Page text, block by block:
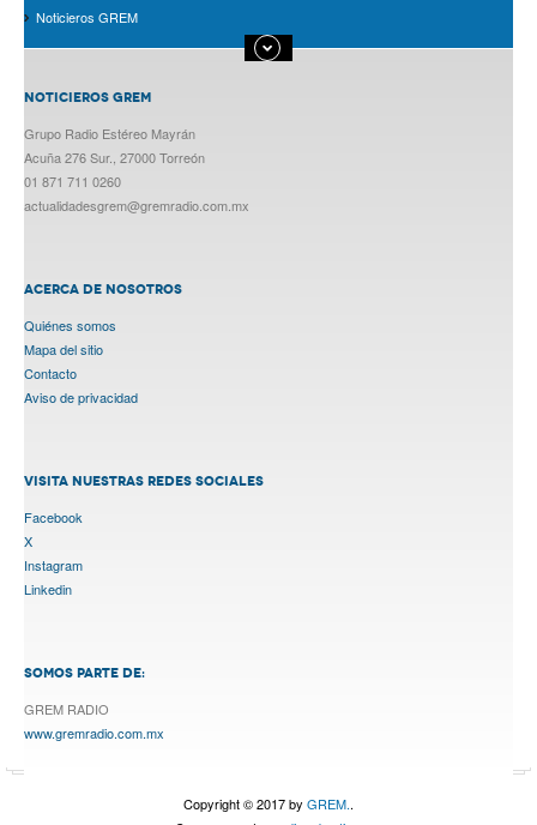
Noticieros GREM
NOTICIEROS GREM
Grupo Radio Estéreo Mayrán
Acuña 276 Sur., 27000 Torreón
01 871 711 0260
actualidadesgrem@gremradio.com.mx
ACERCA DE NOSOTROS
Quiénes somos
Mapa del sitio
Contacto
Aviso de privacidad
VISITA NUESTRAS REDES SOCIALES
Facebook
X
Instagram
Linkedin
SOMOS PARTE DE:
GREM RADIO
www.gremradio.com.mx
Copyright © 2017 by GREM..